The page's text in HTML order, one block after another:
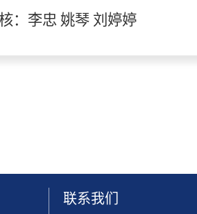
：李忠 姚琴 刘婷婷
联系我们